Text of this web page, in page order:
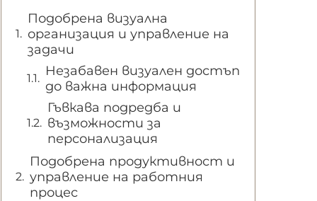
Подобрена визуална
организация и управление на
задачи
Незабавен визуален достъп
до важна информация
Гъвкава подредба и
възможности за
персонализация
Подобрена продуктивност и
управление на работния
процес